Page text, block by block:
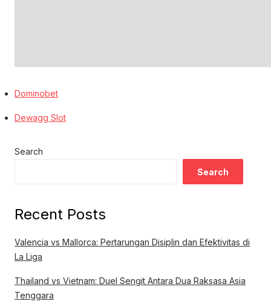
Dominobet
Dewagg Slot
Search
Search
Recent Posts
Valencia vs Mallorca: Pertarungan Disiplin dan Efektivitas di
La Liga
Thailand vs Vietnam: Duel Sengit Antara Dua Raksasa Asia
Tenggara